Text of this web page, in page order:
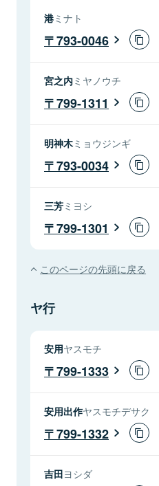
港ミナト
793-0046
宮之内ミヤノウチ
799-1311
明神木ミョウジンギ
793-0034
三芳ミヨシ
799-1301
このページの先頭に戻る
ヤ行
安用ヤスモチ
799-1333
安用出作ヤスモチデサク
799-1332
吉田ヨシダ